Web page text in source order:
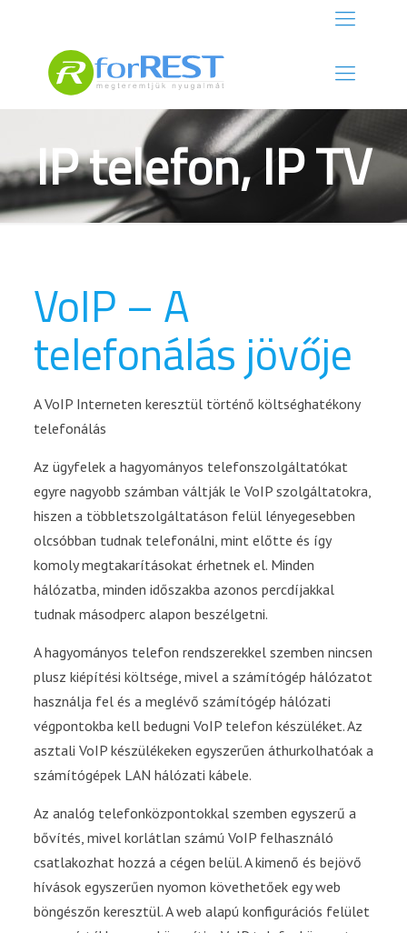
IP telefon, IP TV
VoIP – A
telefonálás jövője
A VoIP Interneten keresztül történő költséghatékony
telefonálás
Az ügyfelek a hagyományos telefonszolgáltatókat
egyre nagyobb számban váltják le VoIP szolgáltatokra,
hiszen a többletszolgáltatáson felül lényegesebben
olcsóbban tudnak telefonálni, mint előtte és így
komoly megtakarításokat érhetnek el. Minden
hálózatba, minden időszakba azonos percdíjakkal
tudnak másodperc alapon beszélgetni.
A hagyományos telefon rendszerekkel szemben nincsen
plusz kiépítési költsége, mivel a számítógép hálózatot
használja fel és a meglévő számítógép hálózati
végpontokba kell bedugni VoIP telefon készüléket. Az
asztali VoIP készülékeken egyszerűen áthurkolhatóak a
számítógépek LAN hálózati kábele.
Az analóg telefonközpontokkal szemben egyszerű a
bővítés, mivel korlátlan számú VoIP felhasználó
csatlakozhat hozzá a cégen belül. A kimenő és bejövő
hívások egyszerűen nyomon követhetőek egy web
böngészőn keresztül. A web alapú konfigurációs felület